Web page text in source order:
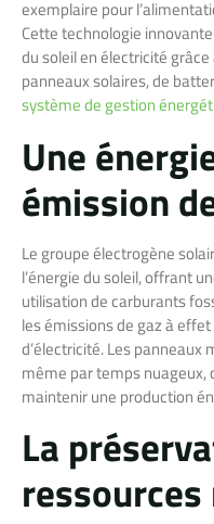
exemplaire pour
Cette technologie
du soleil en électricité
panneaux solaires, de
système de gestion
Une
émission
Le groupe électrogène
l’énergie du soleil, offrant
utilisation de carburants
les émissions de gaz à
d’électricité. Les
même par temps
maintenir une production
La